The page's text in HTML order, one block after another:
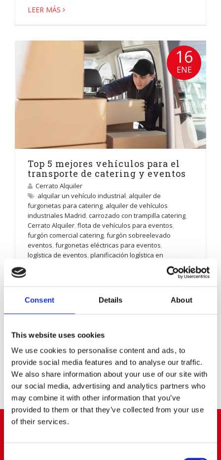
Consent Details About
This website uses cookies
We use cookies to personalise content and ads, to
provide social media features and to analyse our traffic.
We also share information about your use of our site with
our social media, advertising and analytics partners who
may combine it with other information that you’ve
provided to them or that they’ve collected from your use
of their services.
LEER MÁS
16
ENE
Top 5 mejores vehículos para el
transporte de catering y eventos
Cerrato Alquiler
alquilar un vehículo industrial alquiler de
furgonetas para catering alquiler de vehículos
industriales Madrid carrozado con trampilla catering
Cerrato Alquiler flota de vehículos para eventos
furgón comercial catering furgón sobreelevado
eventos furgonetas eléctricas para eventos
logística de eventos planificación logística en
incompleto, el cliente recordará el fallo, no el
sabo...
LEER MÁS